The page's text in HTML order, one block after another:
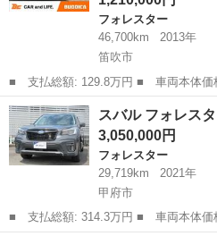
フォレスター
46,700km
2013年
笛吹市
■ 支払総額: 129.8万円 ■ 車両本体価格： 1,210,000 円 ■ メーカ
ー名： スバル ■ 車種名： フォレ
０ＸＴ アイサイト 禁煙車 アイサ
８インチ...
山梨 笛吹市
スバル フォレス
3,050,000円
フォレスター
29,719km
2021年
甲府市
■ 支払総額: 314.3万円 ■ 車両本体価格： 3,050,000 円 ■ メーカ